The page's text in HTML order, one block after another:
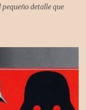
pequeño detalle que